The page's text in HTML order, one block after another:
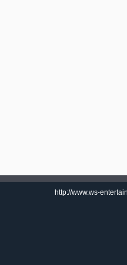
http://www.ws-